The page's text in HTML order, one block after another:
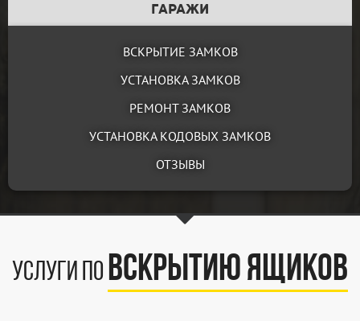
ГАРАЖИ
ВСКРЫТИЕ ЗАМКОВ
УСТАНОВКА ЗАМКОВ
РЕМОНТ ЗАМКОВ
УСТАНОВКА КОДОВЫХ ЗАМКОВ
ОТЗЫВЫ
Услуги по Вскрытию ящиков